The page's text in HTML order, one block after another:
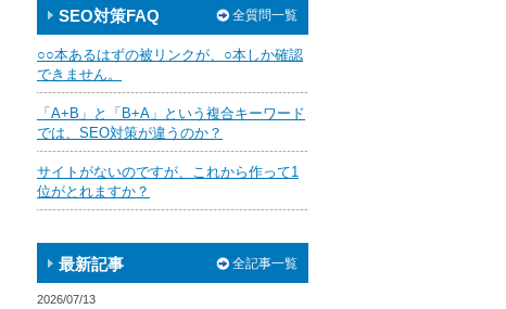
SEO対策FAQ 全質問一覧
○○本あるはずの被リンクが、○本しか確認
できません。
「A+B」と「B+A」という複合キーワード
では、SEO対策が違うのか？
サイトがないのですが、これから作って1
位がとれますか？
最新記事 全記事一覧
2026/07/13